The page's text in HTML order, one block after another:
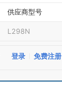
供应商型号
L298N
登录 免费注册